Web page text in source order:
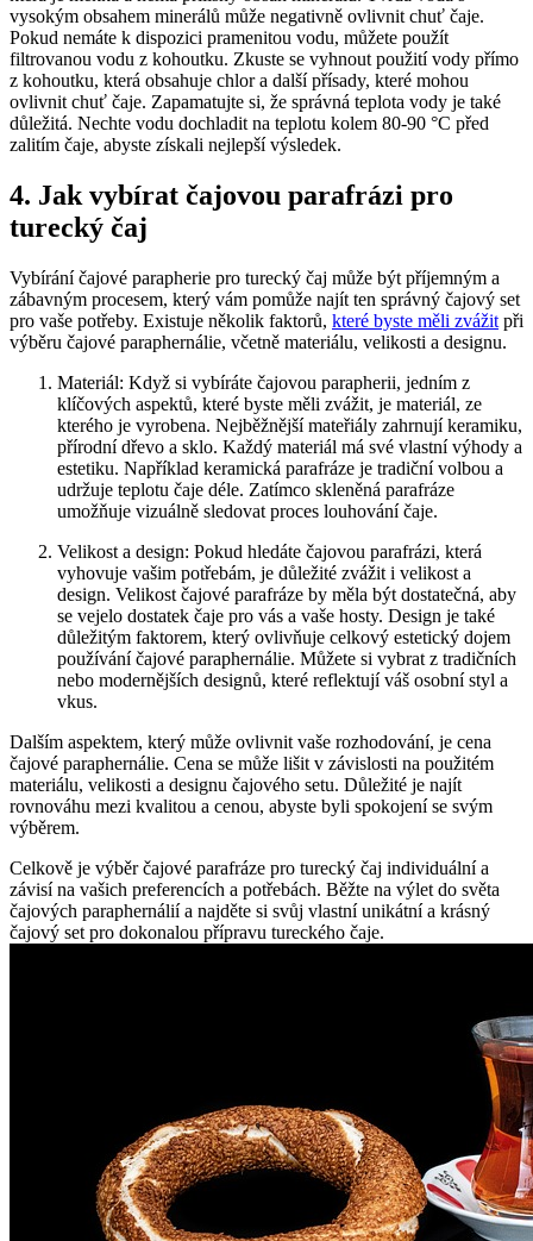
vysokým obsahem minerálů může negativně ovlivnit chuť čaje.
Pokud nemáte k dispozici pramenitou vodu, můžete použít
filtrovanou vodu z kohoutku. Zkuste se vyhnout použití vody přímo
z kohoutku, která obsahuje chlor a další přísady, které mohou
ovlivnit chuť čaje. Zapamatujte si, že správná teplota vody je také
důležitá. Nechte vodu dochladit na teplotu kolem 80-90 °C před
zalitím čaje, abyste získali nejlepší výsledek.
4. Jak vybírat čajovou parafrázi pro
turecký čaj
Vybírání čajové parapherie pro turecký čaj může být příjemným a
zábavným procesem, který vám pomůže najít ten správný čajový set
pro vaše potřeby. Existuje několik faktorů, které byste měli zvážit při
výběru čajové paraphernálie, včetně materiálu, velikosti a designu.
Materiál: Když si vybíráte čajovou parapherii, jedním z
klíčových aspektů, které byste měli zvážit, je materiál, ze
kterého je vyrobena. Nejběžnější mateřiály zahrnují keramiku,
přírodní dřevo a sklo. Každý materiál má své vlastní výhody a
estetiku. Například keramická parafráze je tradiční volbou a
udržuje teplotu čaje déle. Zatímco skleněná parafráze
umožňuje vizuálně sledovat proces louhování čaje.
Velikost a design: Pokud hledáte čajovou parafrázi, která
vyhovuje vašim potřebám, je důležité zvážit i velikost a
design. Velikost čajové parafráze by měla být dostatečná, aby
se vejelo dostatek čaje pro vás a vaše hosty. Design je také
důležitým faktorem, který ovlivňuje celkový estetický dojem
používání čajové paraphernálie. Můžete si vybrat z tradičních
nebo modernějších designů, které reflektují váš osobní styl a
vkus.
Dalším aspektem, který může ovlivnit vaše rozhodování, je cena
čajové paraphernálie. Cena se může lišit v závislosti na použitém
materiálu, velikosti a designu čajového setu. Důležité je najít
rovnováhu mezi kvalitou a cenou, abyste byli spokojení se svým
výběrem.
Celkově je výběr čajové parafráze pro turecký čaj individuální a
závisí na vašich preferencích a potřebách. Běžte na výlet do světa
čajových paraphernálií a najděte si svůj vlastní unikátní a krásný
čajový set pro dokonalou přípravu tureckého čaje.